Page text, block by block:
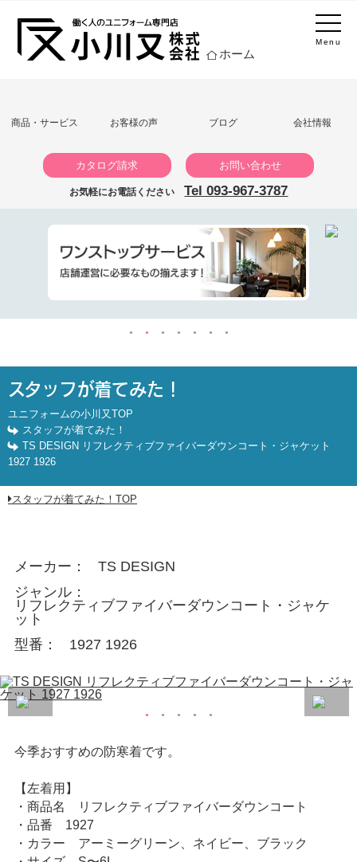
Menu
ホーム
商品・サービス お客様の声 ブログ 会社情報
カタログ請求 お問い合わせ
お気軽にお電話ください Tel 093-967-3787
スタッフが着てみた！
ユニフォームの小川又TOP
スタッフが着てみた！
TS DESIGN リフレクティブファイバーダウンコート・ジャケット
1927 1926
スタッフが着てみた！TOP
メーカー
TS DESIGN
ジャンル
リフレクティブファイバーダウンコート・ジャケ
ット
型番
1927 1926
今季おすすめの防寒着です。
【左着用】
・商品名 リフレクティブファイバーダウンコート
・品番 1927
・カラー アーミーグリーン、ネイビー、ブラック